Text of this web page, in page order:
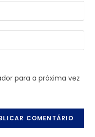
para a próxima vez